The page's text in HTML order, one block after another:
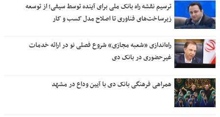
ترسیم نقشه راه بانک ملی برای آینده توسط سیفی؛ از توسعه
زیرساخت‌های فناوری تا اصلاح مدل کسب و کار
راه‌اندازی «شعبه مجازی» شروع فصلی نو در ارائه خدمات
غیرحضوری در بانک دی
همراهی فرهنگی بانک دی با آیین وداع در مشهد